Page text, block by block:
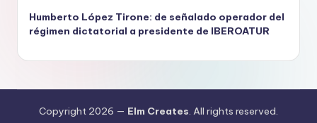
Humberto López Tirone: de señalado operador del
régimen dictatorial a presidente de IBEROATUR
Copyright 2026 — Elm Creates. All rights reserved.